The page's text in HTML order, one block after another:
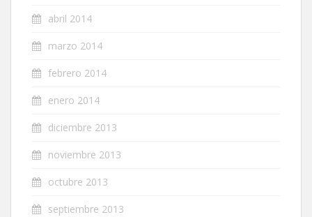
abril 2014
marzo 2014
febrero 2014
enero 2014
diciembre 2013
noviembre 2013
octubre 2013
septiembre 2013